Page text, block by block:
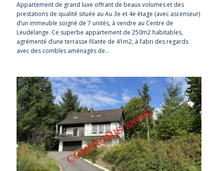
Appartement de grand luxe offrant de beaux volumes et des
prestations de qualité située au Au 3e et 4e étage (avec ascenseur)
d’un immeuble soigné de 7 unités, à vendre au Centre de
Leudelange. Ce superbe appartement de 250m2 habitables,
agrémenté d’une terrasse filante de 41m2, à l’abri des regards
avec des combles aménagés de…